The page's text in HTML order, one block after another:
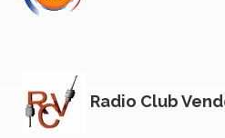
Radio Club